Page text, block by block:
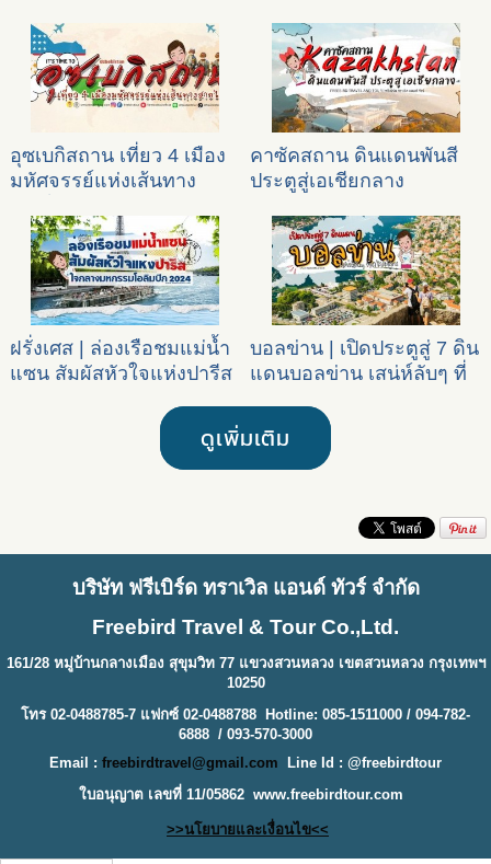
อุซเบกิสถาน เที่ยว 4 เมือง
มหัศจรรย์แห่งเส้นทาง
คาซัคสถาน ดินแดนพันสี
ประตูสู่เอเชียกลาง
ฝรั่งเศส | ล่องเรือชมแม่น้ำ
แซน สัมผัสหัวใจแห่งปารีส
บอลข่าน | เปิดประตูสู่ 7 ดิน
แดนบอลข่าน เสน่ห์ลับๆ ที่
ดูเพิ่มเติม
บริษัท ฟรีเบิร์ด ทราเวิล แอนด์ ทัวร์ จำกัด
Freebird Travel & Tour Co.,Ltd.
161/28 หมู่บ้านกลางเมือง สุขุมวิท 77 แขวงสวนหลวง เขตสวนหลวง กรุงเทพฯ
10250
โทร 02-0488785-7 แฟกซ์ 02-0488788 Hotline: 085-1511000 / 094-782-
6888 / 093-570-3000
Email : freebirdtravel@gmail.com Line Id : @freebirdtour
ใบอนุญาต เลขที่ 11/05862 www.freebirdtour.com
>>นโยบายและเงื่อนไข<<